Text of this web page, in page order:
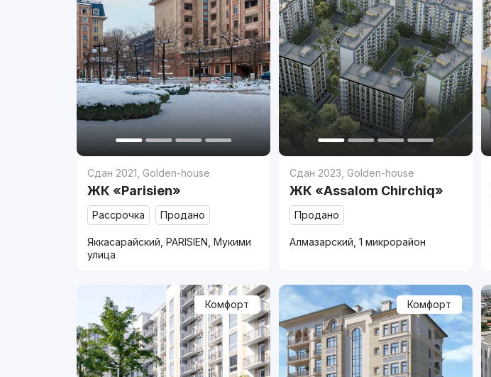
Сдан 2021 Golden-house
ЖК «Parisien»
Рассрочка Продано
Яккасарайский, PARISIEN, Мукими
улица
Сдан 2023 Golden-house
ЖК «Assalom Chirchiq»
Продано
Алмазарский, 1 микрорайон
Комфорт Комфорт